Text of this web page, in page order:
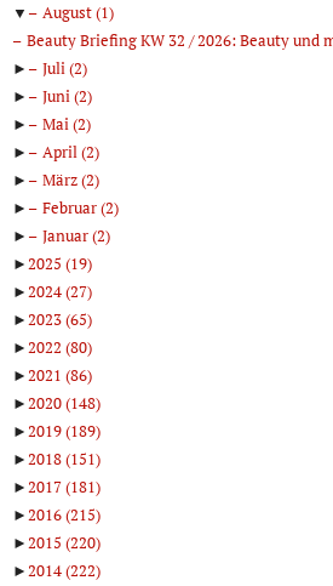
▼
August(1)
Beauty Briefing KW 32 / 2026: Beauty und
►
Juli(2)
►
Juni(2)
►
Mai(2)
►
April(2)
►
März(2)
►
Februar(2)
►
Januar(2)
►2025 (19)
►2024(27)
►2023(65)
►2022 (80)
►2021 (86)
►2020(148)
►2019(189)
►2018(151)
►2017(181)
►2016(215)
►2015 (220)
►2014(222)